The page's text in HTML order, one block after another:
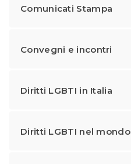
Comunicati Stampa
Convegni e incontri
Diritti LGBTI in Italia
Diritti LGBTI nel mondo